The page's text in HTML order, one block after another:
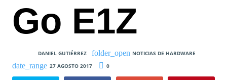
Go E1Z
DANIEL GUTIÉRREZ
NOTICIAS DE HARDWARE
27 AGOSTO 2017
0